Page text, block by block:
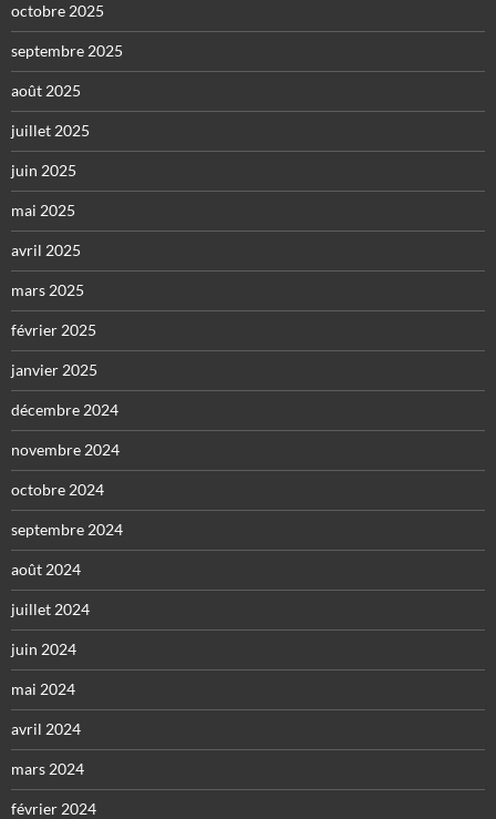
octobre 2025
septembre 2025
août 2025
juillet 2025
juin 2025
mai 2025
avril 2025
mars 2025
février 2025
janvier 2025
décembre 2024
novembre 2024
octobre 2024
septembre 2024
août 2024
juillet 2024
juin 2024
mai 2024
avril 2024
mars 2024
février 2024